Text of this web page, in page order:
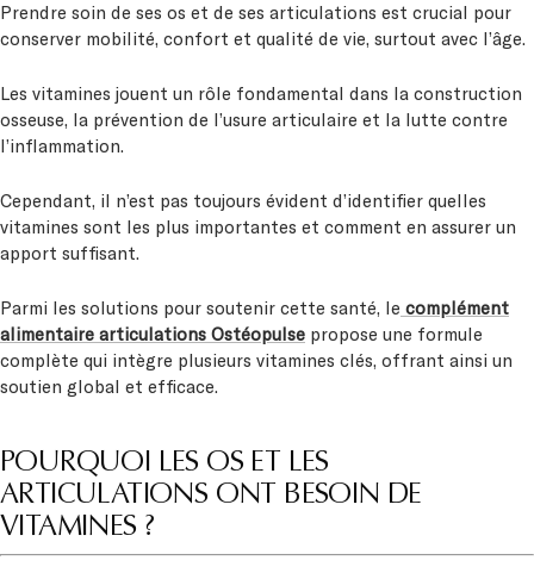
Prendre soin de ses os et de ses articulations est crucial pour
conserver mobilité, confort et qualité de vie, surtout avec l’âge.
Les vitamines jouent un rôle fondamental dans la construction
osseuse, la prévention de l’usure articulaire et la lutte contre
l’inflammation.
Cependant, il n’est pas toujours évident d’identifier quelles
vitamines sont les plus importantes et comment en assurer un
apport suffisant.
Parmi les solutions pour soutenir cette santé, le complément
alimentaire articulations Ostéopulse propose une formule
complète qui intègre plusieurs vitamines clés, offrant ainsi un
soutien global et efficace.
POURQUOI LES OS ET LES
ARTICULATIONS ONT BESOIN DE
VITAMINES ?